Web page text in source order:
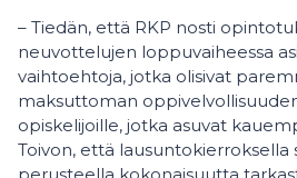
– Tiedän, että RKP nosti
neuvottelujen loppuvaiheessa
vaihtoehtoja, jotka olisivat
maksuttoman
opiskelijoille, jotka asuvat
Toivon, että